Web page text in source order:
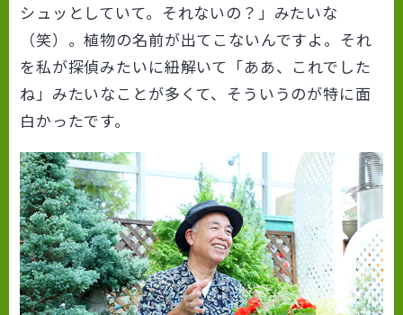
シュッとしていて。それないの？」みたいな
（笑）。植物の名前が出てこないんですよ。それ
を私が探偵みたいに紐解いて「ああ、これでした
ね」みたいなことが多くて、そういうのが特に面
白かったです。